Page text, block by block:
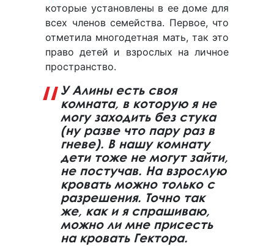
которые установлены в ее доме для
всех членов семейства. Первое, что
отметила многодетная мать, так это
право детей и взрослых на личное
пространство.
У Алины есть своя
комната, в которую я не
могу заходить без стука
(ну разве что пару раз в
гневе). В нашу комнату
дети тоже не могут зайти,
не постучав. На взрослую
кровать можно только с
разрешения. Точно так
же, как и я спрашиваю,
можно ли мне присесть
на кровать Гектора.